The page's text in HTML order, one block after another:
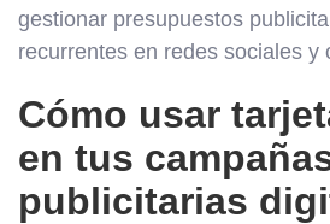
gestionar presupuestos
recurrentes en redes sociales y
Cómo usar
en tus
publicitarias